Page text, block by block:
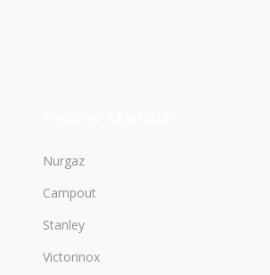
Nurgaz
Campout
Stanley
Victorinox